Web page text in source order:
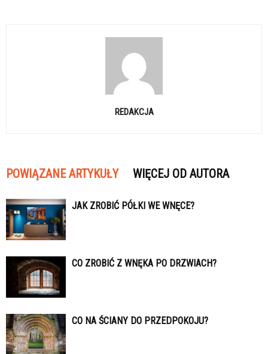
REDAKCJA
POWIĄZANE ARTYKUŁY WIĘCEJ OD AUTORA
JAK ZROBIĆ PÓŁKI WE WNĘCE?
CO ZROBIĆ Z WNĘKA PO DRZWIACH?
CO NA ŚCIANY DO PRZEDPOKOJU?